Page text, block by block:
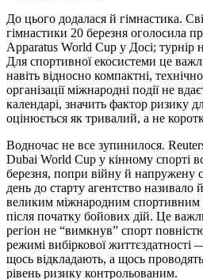
До цього додалася й гімнастика.
гімнастики 20 березня оголосила
Apparatus World Cup у Досі; турнір
Для спортивної екосистеми це
навіть відносно компактні,
організації міжнародні події не
календарі, значить фактор ризику
оцінюється як тривалий, а не
Водночас не все зупинилося.
Dubai World Cup у кінному спорті
березня, попри війну й напружену
день до старту агентство
великим міжнародним
після початку бойових дій. Це
регіон не “вимкнув” спорт
режимі вибіркової
щось відкладають, а щось
рівень ризику контрольованим.